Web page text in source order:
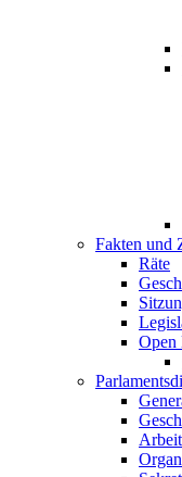
Fakten und
Räte
Open